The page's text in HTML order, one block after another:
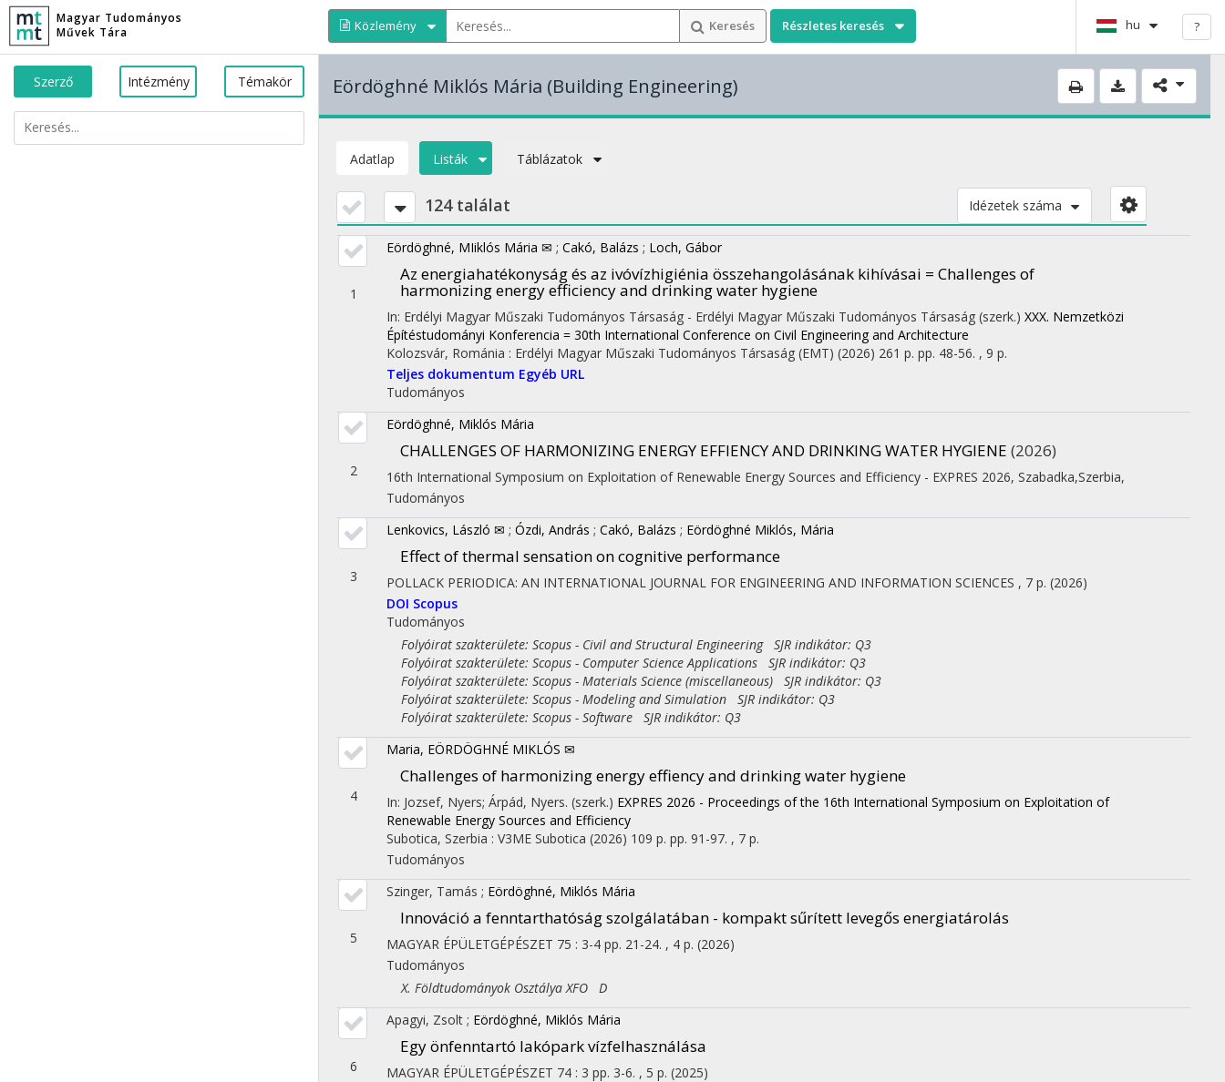
Magyar Tudományos
Művek Tára
Közlemény Keresés Részletes keresés hu ?
Szerző Intézmény Témakör Eördöghné Miklós Mária (Building Engineering)
Adatlap Listák Táblázatok
124 találat Idézetek száma
1
Eördöghné, MIiklós Mária ✉ ; Cakó, Balázs ; Loch, Gábor
Az energiahatékonyság és az ivóvízhigiénia összehangolásának kihívásai = Challenges of
harmonizing energy efficiency and drinking water hygiene
In: Erdélyi Magyar Műszaki Tudományos Társaság - Erdélyi Magyar Műszaki Tudományos Társaság (szerk.) XXX. Nemzetközi
Építéstudományi Konferencia = 30th International Conference on Civil Engineering and Architecture
Kolozsvár, Románia : Erdélyi Magyar Műszaki Tudományos Társaság (EMT) (2026) 261 p. pp. 48-56. , 9 p.
Teljes dokumentum Egyéb URL
Tudományos
2
Eördöghné, Miklós Mária
CHALLENGES OF HARMONIZING ENERGY EFFIENCY AND DRINKING WATER HYGIENE (2026)
16th International Symposium on Exploitation of Renewable Energy Sources and Efficiency - EXPRES 2026, Szabadka,Szerbia,
Tudományos
3
Lenkovics, László ✉ ; Ózdi, András ; Cakó, Balázs ; Eördöghné Miklós, Mária
Effect of thermal sensation on cognitive performance
POLLACK PERIODICA: AN INTERNATIONAL JOURNAL FOR ENGINEERING AND INFORMATION SCIENCES , 7 p. (2026)
DOI Scopus
Tudományos
Folyóirat szakterülete: Scopus - Civil and Structural Engineering SJR indikátor: Q3
Folyóirat szakterülete: Scopus - Computer Science Applications SJR indikátor: Q3
Folyóirat szakterülete: Scopus - Materials Science (miscellaneous) SJR indikátor: Q3
Folyóirat szakterülete: Scopus - Modeling and Simulation SJR indikátor: Q3
Folyóirat szakterülete: Scopus - Software SJR indikátor: Q3
4
Maria, EÖRDÖGHNÉ MIKLÓS ✉
Challenges of harmonizing energy effiency and drinking water hygiene
In: Jozsef, Nyers; Árpád, Nyers. (szerk.) EXPRES 2026 - Proceedings of the 16th International Symposium on Exploitation of
Renewable Energy Sources and Efficiency
Subotica, Szerbia : V3ME Subotica (2026) 109 p. pp. 91-97. , 7 p.
Tudományos
5
Szinger, Tamás ; Eördöghné, Miklós Mária
Innováció a fenntarthatóság szolgálatában - kompakt sűrített levegős energiatárolás
MAGYAR ÉPÜLETGÉPÉSZET 75 : 3-4 pp. 21-24. , 4 p. (2026)
Tudományos
X. Földtudományok Osztálya XFO D
6
Apagyi, Zsolt ; Eördöghné, Miklós Mária
Egy önfenntartó lakópark vízfelhasználása
MAGYAR ÉPÜLETGÉPÉSZET 74 : 3 pp. 3-6. , 5 p. (2025)